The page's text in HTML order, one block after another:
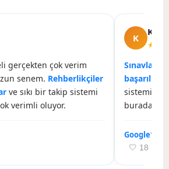
gerçekten çok verim
senem. Rehberlikçiler
ve sıkı bir takip sistemi
verimli oluyor.
K
Sınavlara
başarılı
sistemi ve
burada
Google
🤍 18